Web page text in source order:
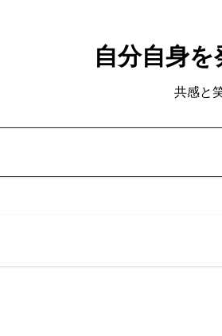
自分自身
共感と